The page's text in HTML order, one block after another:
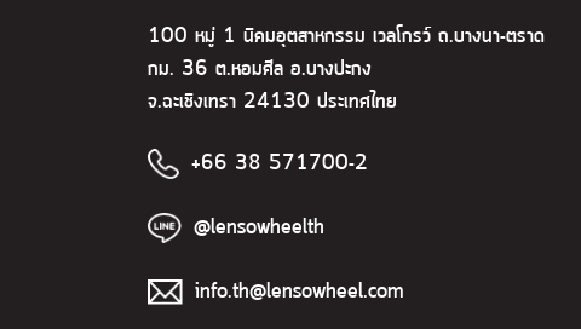
100 หมู่ 1 นิคมอุตสาหกรรม เวลโกรว์ ถ.บางนา-ตราด
กม. 36 ต.หอมศีล อ.บางปะกง
จ.ฉะเชิงเทรา 24130 ประเทศไทย
+66 38 571700-2
@lensowheelth
info.th@lensowheel.com